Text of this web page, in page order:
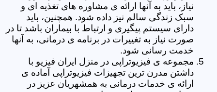
نیاز، باید به آنها ارائه ی مشاوره های تغذیه ای و
سبک زندگی سالم نیز داده شود. همچنین، باید
دارای سیستم پیگیری و ارتباط با بیماران باشد تا در
صورت نیاز به تغییرات در برنامه ی درمانی، به آنها
خدمت رسانی شود.
مجموعه ی فیزیوتراپی در منزل ایران فیزیو با
داشتن مدرن ترین تجهیزات فیزیوتراپی آماده ی
ارائه ی خدمات درمانی به همشهریان عزیز در